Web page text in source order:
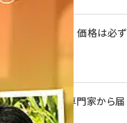
る良い方法は？ 価格は必ず
年！ 各業界の専門家から届
SEO編）